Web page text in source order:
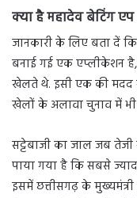
क्या है महादेव बेटिंग एप
जानकारी के लिए बता दें
बनाई गई एक एप्लीकेशन है,
खेलते थे. इसी एक की मदद
खेलों के अलावा चुनाव में भी
सट्टेबाजी का जाल जब
पाया गया है कि सबसे
इसमें छत्तीसगढ़ के